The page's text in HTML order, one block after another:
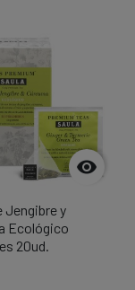

Jengibre y
Ecológico
20ud.